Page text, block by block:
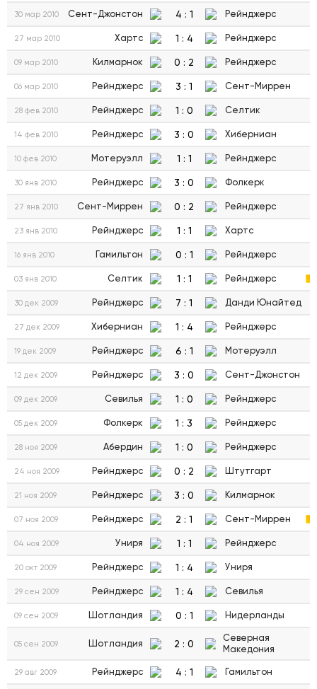
30 мар 2010 Сент-Джонстон 4 : 1 Рейнджерс
27 мар 2010 Хартс 1 : 4 Рейнджерс
09 мар 2010 Килмарнок 0 : 2 Рейнджерс
06 мар 2010 Рейнджерс 3 : 1 Сент-Миррен
28 фев 2010 Рейнджерс 1 : 0 Селтик
14 фев 2010 Рейнджерс 3 : 0 Хиберниан
10 фев 2010 Мотеруэлл 1 : 1 Рейнджерс
30 янв 2010 Рейнджерс 3 : 0 Фолкерк
27 янв 2010 Сент-Миррен 0 : 2 Рейнджерс
23 янв 2010 Рейнджерс 1 : 1 Хартс
16 янв 2010 Гамильтон 0 : 1 Рейнджерс
03 янв 2010 Селтик 1 : 1 Рейнджерс
30 дек 2009 Рейнджерс 7 : 1 Данди Юнайтед
27 дек 2009 Хиберниан 1 : 4 Рейнджерс
19 дек 2009 Рейнджерс 6 : 1 Мотеруэлл
12 дек 2009 Рейнджерс 3 : 0 Сент-Джонстон
09 дек 2009 Севилья 1 : 0 Рейнджерс
05 дек 2009 Фолкерк 1 : 3 Рейнджерс
28 ноя 2009 Абердин 1 : 0 Рейнджерс
24 ноя 2009 Рейнджерс 0 : 2 Штутгарт
21 ноя 2009 Рейнджерс 3 : 0 Килмарнок
07 ноя 2009 Рейнджерс 2 : 1 Сент-Миррен
04 ноя 2009 Униря 1 : 1 Рейнджерс
20 окт 2009 Рейнджерс 1 : 4 Униря
29 сен 2009 Рейнджерс 1 : 4 Севилья
09 сен 2009 Шотландия 0 : 1 Нидерланды
05 сен 2009 Шотландия 2 : 0
Северная
Македония
29 авг 2009 Рейнджерс 4 : 1 Гамильтон